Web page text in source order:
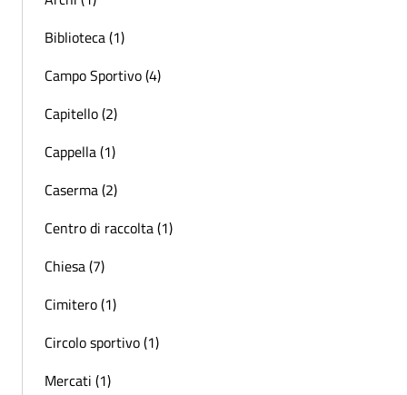
Biblioteca (1)
Campo Sportivo (4)
Capitello (2)
Cappella (1)
Caserma (2)
Centro di raccolta (1)
Chiesa (7)
Cimitero (1)
Circolo sportivo (1)
Mercati (1)